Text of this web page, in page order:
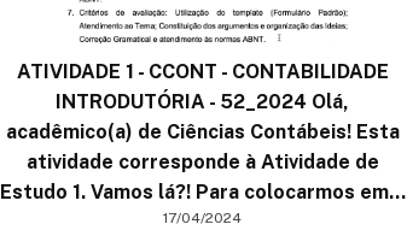
ATIVIDADE 1 - CCONT - CONTABILIDADE
INTRODUTÓRIA - 52_2024 Olá,
acadêmico(a) de Ciências Contábeis! Esta
atividade corresponde à Atividade de
Estudo 1. Vamos lá?! Para colocarmos em...
17/04/2024